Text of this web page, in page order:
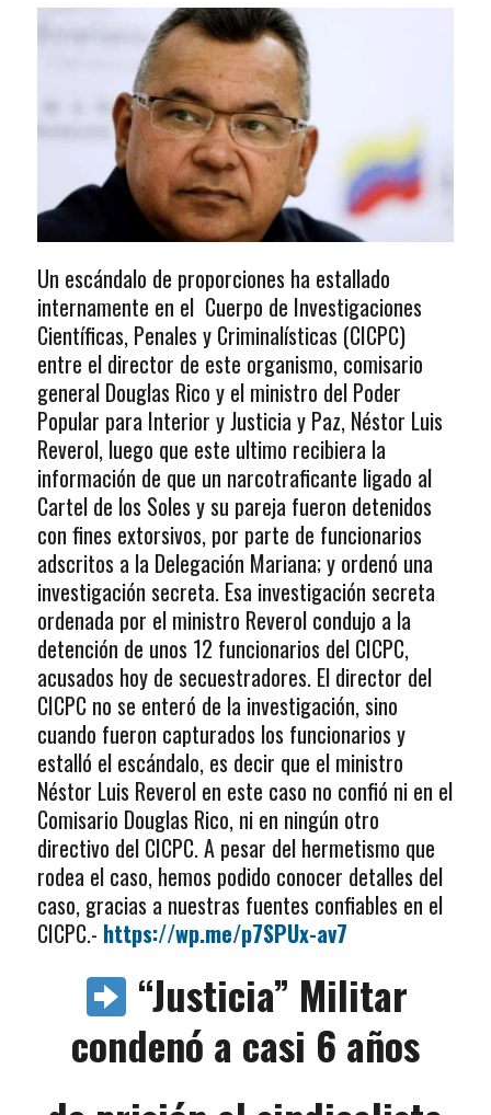
Un escándalo de proporciones ha estallado
internamente en el Cuerpo de Investigaciones
Científicas, Penales y Criminalísticas (CICPC)
entre el director de este organismo, comisario
general Douglas Rico y el ministro del Poder
Popular para Interior y Justicia y Paz, Néstor Luis
Reverol, luego que este ultimo recibiera la
información de que un narcotraficante ligado al
Cartel de los Soles y su pareja fueron detenidos
con fines extorsivos, por parte de funcionarios
adscritos a la Delegación Mariana; y ordenó una
investigación secreta. Esa investigación secreta
ordenada por el ministro Reverol condujo a la
detención de unos 12 funcionarios del CICPC,
acusados hoy de secuestradores. El director del
CICPC no se enteró de la investigación, sino
cuando fueron capturados los funcionarios y
estalló el escándalo, es decir que el ministro
Néstor Luis Reverol en este caso no confió ni en el
Comisario Douglas Rico, ni en ningún otro
directivo del CICPC. A pesar del hermetismo que
rodea el caso, hemos podido conocer detalles del
caso, gracias a nuestras fuentes confiables en el
CICPC.- https://wp.me/p7SPUx-av7
“Justicia” Militar
condenó a casi 6 años